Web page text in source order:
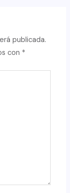
publicada.
con *